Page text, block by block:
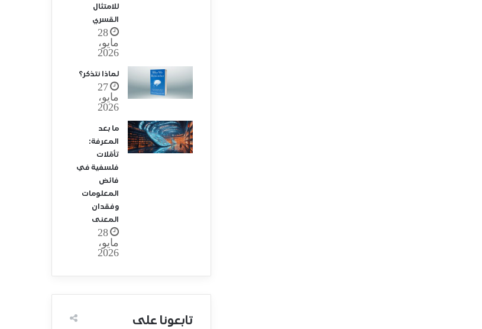
للامتثال
القسري
28
مايو،
2026
لماذا نتذكر؟
27
مايو،
2026
ما بعد
المعرفة:
تأمّلات
فلسفية في
فائض
المعلومات
وفقدان
المعنى
28
مايو،
2026
تابعونا على